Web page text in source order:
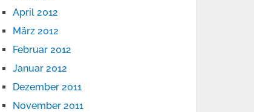
April 2012
März 2012
Februar 2012
Januar 2012
Dezember 2011
November 2011